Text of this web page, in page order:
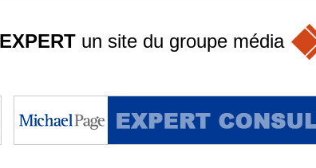
un site du groupe média